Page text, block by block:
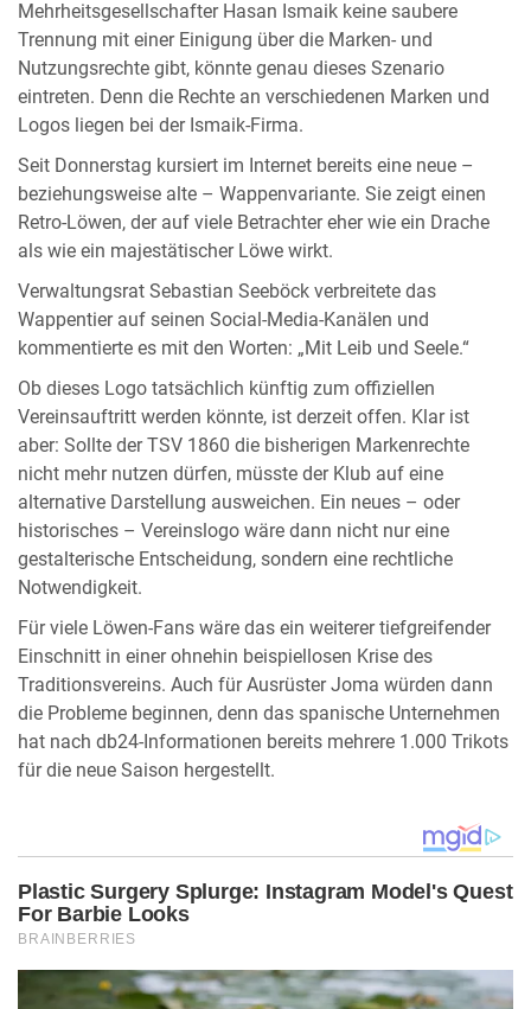
Mehrheitsgesellschafter Hasan Ismaik keine saubere
Trennung mit einer Einigung über die Marken- und
Nutzungsrechte gibt, könnte genau dieses Szenario
eintreten. Denn die Rechte an verschiedenen Marken und
Logos liegen bei der Ismaik-Firma.
Seit Donnerstag kursiert im Internet bereits eine neue –
beziehungsweise alte – Wappenvariante. Sie zeigt einen
Retro-Löwen, der auf viele Betrachter eher wie ein Drache
als wie ein majestätischer Löwe wirkt.
Verwaltungsrat Sebastian Seeböck verbreitete das
Wappentier auf seinen Social-Media-Kanälen und
kommentierte es mit den Worten: „Mit Leib und Seele.“
Ob dieses Logo tatsächlich künftig zum offiziellen
Vereinsauftritt werden könnte, ist derzeit offen. Klar ist
aber: Sollte der TSV 1860 die bisherigen Markenrechte
nicht mehr nutzen dürfen, müsste der Klub auf eine
alternative Darstellung ausweichen. Ein neues – oder
historisches – Vereinslogo wäre dann nicht nur eine
gestalterische Entscheidung, sondern eine rechtliche
Notwendigkeit.
Für viele Löwen-Fans wäre das ein weiterer tiefgreifender
Einschnitt in einer ohnehin beispiellosen Krise des
Traditionsvereins. Auch für Ausrüster Joma würden dann
die Probleme beginnen, denn das spanische Unternehmen
hat nach db24-Informationen bereits mehrere 1.000 Trikots
für die neue Saison hergestellt.